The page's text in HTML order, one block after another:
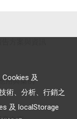
用與案例
及
術、分析、行銷之
及 localStorage